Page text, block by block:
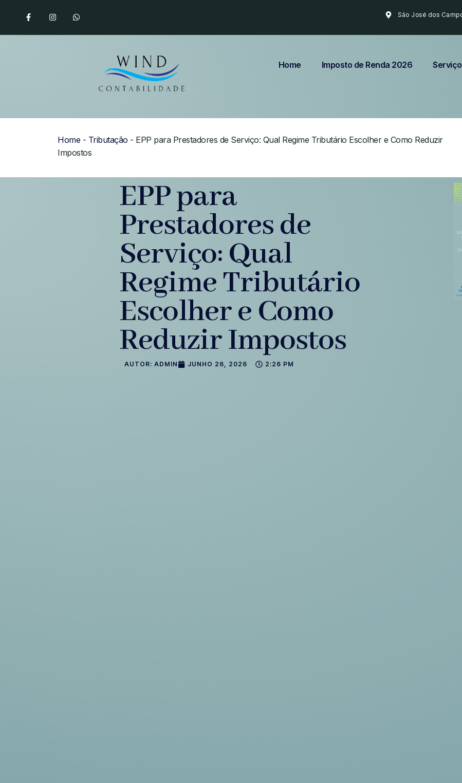
São José dos
Home Imposto de Renda 2026
Home- Tributação - EPP para Prestadores de Serviço: Qual Regime Tributário Escolher e Como Reduzir
Impostos
EPP para
Prestadores de
Serviço: Qual
Regime Tributário
Escolher e Como
Reduzir Impostos
AUTOR: ADMIN JUNHO 26, 2026 2:26 PM